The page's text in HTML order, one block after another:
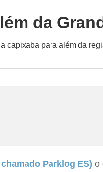
da
capixaba para além da
Parklog ES) o